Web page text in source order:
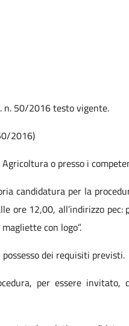
n. 50/2016 testo vigente.
2016)
o presso i
candidatura per la
ore 12,00, all’indirizzo pec:
con logo”.
dei requisiti previsti.
per essere